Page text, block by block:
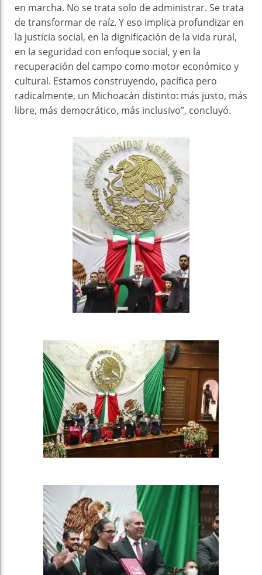
en marcha. No se trata solo de administrar. Se trata
de transformar de raíz. Y eso implica profundizar en
la justicia social, en la dignificación de la vida rural,
en la seguridad con enfoque social, y en la
recuperación del campo como motor económico y
cultural. Estamos construyendo, pacífica pero
radicalmente, un Michoacán distinto: más justo, más
libre, más democrático, más inclusivo”, concluyó.